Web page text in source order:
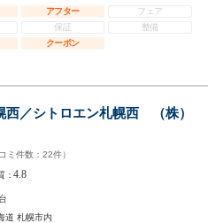
アフター
フェア
保証
整備
クーポン
／シトロエン札幌西 （株）
ミ件数： 22件）
：4.8
台
道 札幌市内